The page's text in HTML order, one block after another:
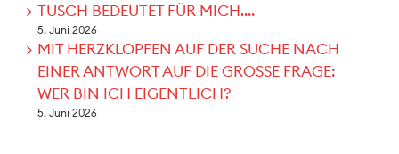
TUSCH BEDEUTET FÜR MICH….
5. Juni 2026
MIT HERZKLOPFEN AUF DER SUCHE NACH
EINER ANTWORT AUF DIE GROSSE FRAGE:
WER BIN ICH EIGENTLICH?
5. Juni 2026